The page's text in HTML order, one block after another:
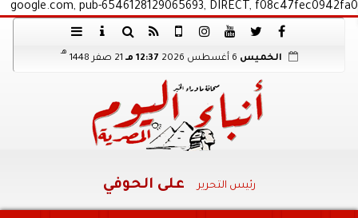
google.com, pub-6546128129065693, DIRECT, f08c47fec0942fa0
الخميس 12:37 مـ 21 صفر 1448
هـ
رئيس التحرير على الحوفي